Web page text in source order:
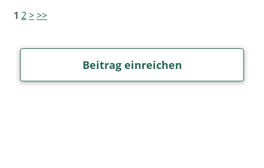
1 2>>>
Beitrag einreichen